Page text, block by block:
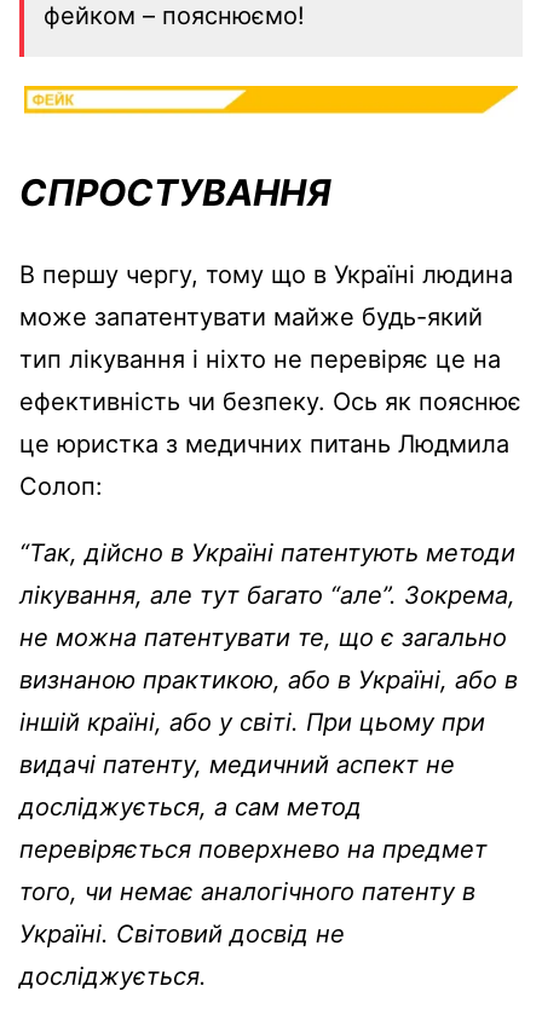
фейком – пояснюємо!
СПРОСТУВАННЯ
В першу чергу, тому що в Україні людина
може запатентувати майже будь-який
тип лікування і ніхто не перевіряє це на
ефективність чи безпеку. Ось як пояснює
це юристка з медичних питань Людмила
Солоп:
“Так, дійсно в Україні патентують методи
лікування, але тут багато “але”. Зокрема,
не можна патентувати те, що є загально
визнаною практикою, або в Україні, або в
іншій країні, або у світі. При цьому при
видачі патенту, медичний аспект не
досліджується, а сам метод
перевіряється поверхнево на предмет
того, чи немає аналогічного патенту в
Україні. Світовий досвід не
досліджується.